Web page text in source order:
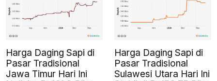
Harga Daging Sapi di
Pasar Tradisional
Jawa Timur Hari Ini
Harga Daging Sapi di
Pasar Tradisional
Sulawesi Utara Hari Ini